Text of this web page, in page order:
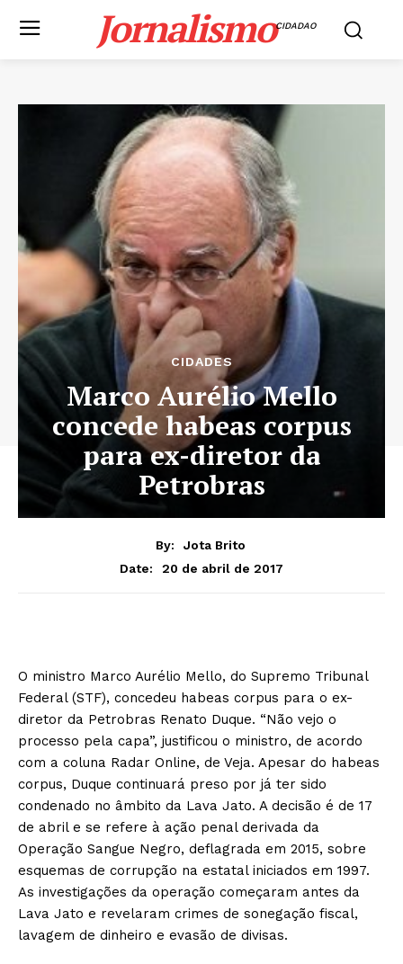
JornalismoCIDADAO
CIDADES
Marco Aurélio Mello
concede habeas corpus
para ex-diretor da
Petrobras
By:
Jota Brito
Date:
20 de abril de 2017
O ministro Marco Aurélio Mello, do Supremo Tribunal
Federal (STF), concedeu habeas corpus para o ex-
diretor da Petrobras Renato Duque. “Não vejo o
processo pela capa”, justificou o ministro, de acordo
com a coluna Radar Online, de Veja. Apesar do habeas
corpus, Duque continuará preso por já ter sido
condenado no âmbito da Lava Jato. A decisão é de 17
de abril e se refere à ação penal derivada da
Operação Sangue Negro, deflagrada em 2015, sobre
esquemas de corrupção na estatal iniciados em 1997.
As investigações da operação começaram antes da
Lava Jato e revelaram crimes de sonegação fiscal,
lavagem de dinheiro e evasão de divisas.